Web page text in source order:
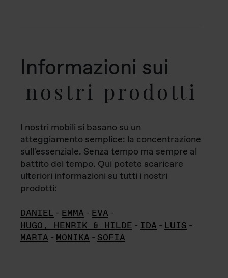
Informazioni sui
nostri prodotti
I nostri mobili si basano su un
atteggiamento semplice: la concentrazione
sull'essenziale. Senza tempo ma sempre al
battito del tempo. Qui potete scaricare
ulteriori informazioni su tutti i nostri
prodotti:
DANIEL - EMMA - EVA -
HUGO, HENRIK & HILDE - IDA - LUIS -
MARTA - MONIKA - SOFIA